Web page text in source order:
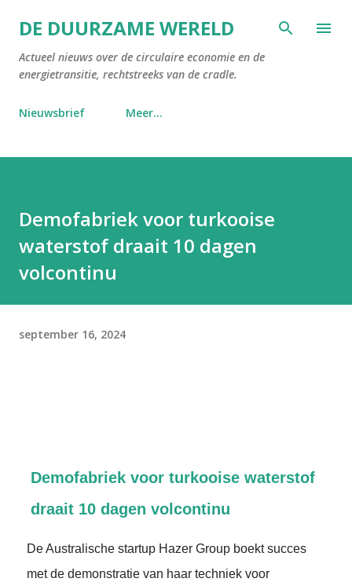
Doorgaan naar hoofdcontent
DE DUURZAME WERELD
Actueel nieuws over de circulaire economie en de
energietransitie, rechtstreeks van de cradle.
Nieuwsbrief Meer…
Demofabriek voor turkooise
waterstof draait 10 dagen
volcontinu
september 16, 2024
Demofabriek voor turkooise waterstof
draait 10 dagen volcontinu
De Australische startup Hazer Group boekt succes
met de demonstratie van haar techniek voor